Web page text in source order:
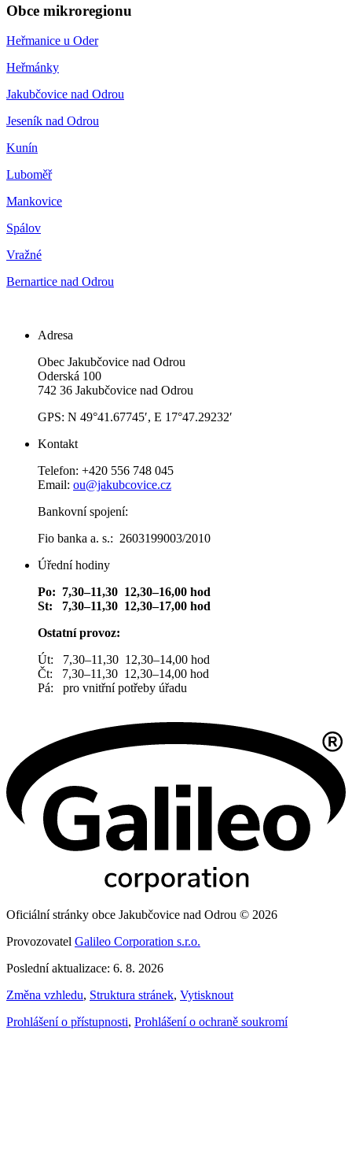
Obce mikroregionu
Heřmanice u Oder
Heřmánky
Jakubčovice nad Odrou
Jeseník nad Odrou
Kunín
Luboměř
Mankovice
Spálov
Vražné
Bernartice nad Odrou
Adresa
Obec Jakubčovice nad Odrou
Oderská 100
742 36 Jakubčovice nad Odrou
GPS: N 49°41.67745′, E 17°47.29232′
Kontakt
Telefon: +420 556 748 045
Email: ou@jakubcovice.cz
Bankovní spojení:
Fio banka a. s.: 2603199003/2010
Úřední hodiny
Po: 7,30–11,30 12,30–16,00 hod
St: 7,30–11,30 12,30–17,00 hod
Ostatní provoz:
Út: 7,30–11,30 12,30–14,00 hod
Čt: 7,30–11,30 12,30–14,00 hod
Pá: pro vnitřní potřeby úřadu
Oficiální stránky obce Jakubčovice nad Odrou © 2026
Provozovatel Galileo Corporation s.r.o.
Poslední aktualizace: 6. 8. 2026
Změna vzhledu, Struktura stránek, Vytisknout
Prohlášení o přístupnosti, Prohlášení o ochraně soukromí